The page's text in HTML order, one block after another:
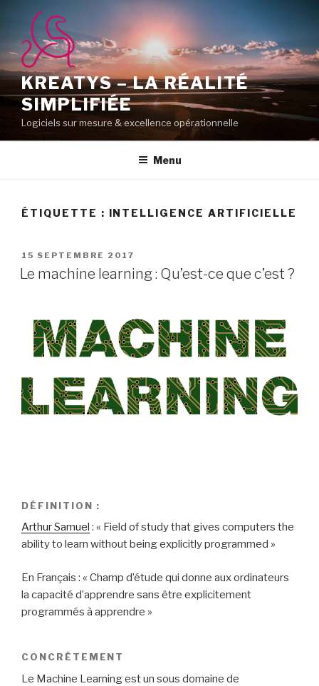
contenu
principal
KREATYS – LA RÉALITÉ
SIMPLIFIÉE
Logiciels sur mesure & excellence opérationnelle
Menu
ÉTIQUETTE : INTELLIGENCE ARTIFICIELLE
PUBLIÉ
LE
15 SEPTEMBRE 2017
Le machine learning : Qu’est-ce que c’est ?
DÉFINITION :
Arthur Samuel : « Field of study that gives computers the
ability to learn without being explicitly programmed »
En Français : « Champ d’étude qui donne aux ordinateurs
la capacité d’apprendre sans être explicitement
programmés à apprendre »
CONCRÈTEMENT
Le Machine Learning est un sous domaine de